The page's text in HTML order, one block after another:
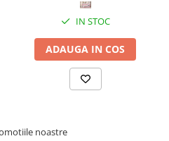
IN STOC
ADAUGA IN COS
noastre